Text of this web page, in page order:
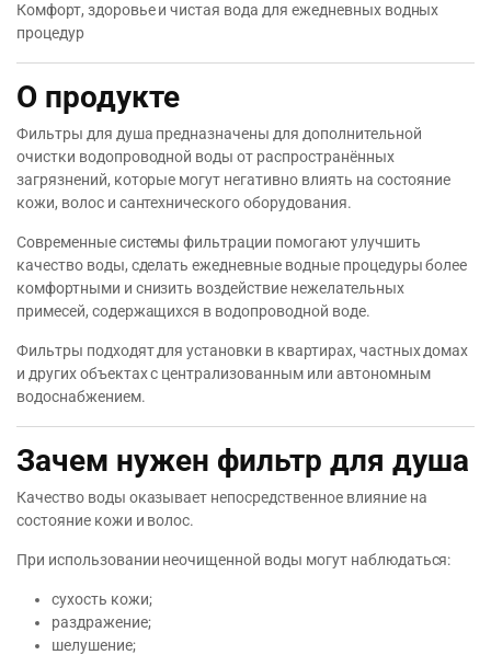
Комфорт, здоровье и чистая вода для ежедневных водных
процедур
О продукте
Фильтры для душа предназначены для дополнительной
очистки водопроводной воды от распространённых
загрязнений, которые могут негативно влиять на состояние
кожи, волос и сантехнического оборудования.
Современные системы фильтрации помогают улучшить
качество воды, сделать ежедневные водные процедуры более
комфортными и снизить воздействие нежелательных
примесей, содержащихся в водопроводной воде.
Фильтры подходят для установки в квартирах, частных домах
и других объектах с централизованным или автономным
водоснабжением.
Зачем нужен фильтр для душа
Качество воды оказывает непосредственное влияние на
состояние кожи и волос.
При использовании неочищенной воды могут наблюдаться:
сухость кожи;
раздражение;
шелушение;